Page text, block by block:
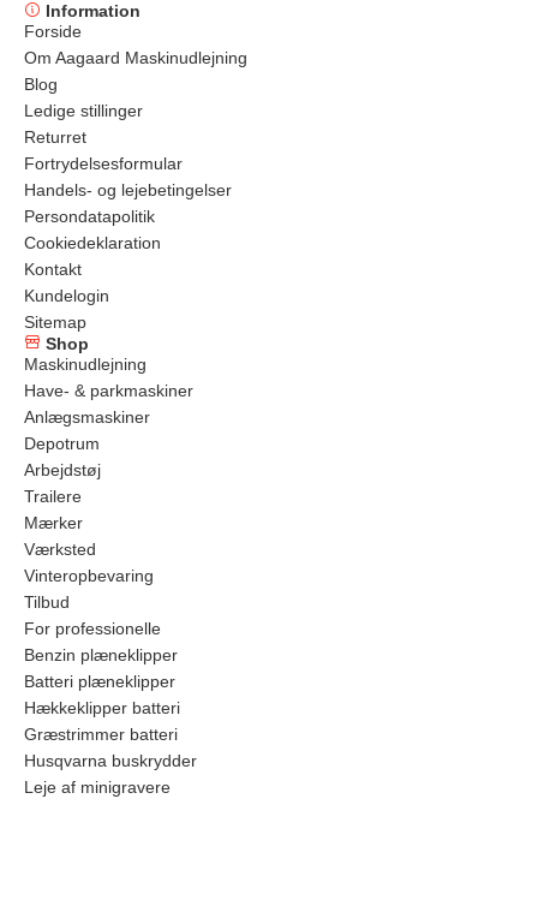
Information
Forside
Om Aagaard Maskinudlejning
Blog
Ledige stillinger
Returret
Fortrydelsesformular
Handels- og lejebetingelser
Persondatapolitik
Cookiedeklaration
Kontakt
Kundelogin
Sitemap
Shop
Maskinudlejning
Have- & parkmaskiner
Anlægsmaskiner
Depotrum
Arbejdstøj
Trailere
Mærker
Værksted
Vinteropbevaring
Tilbud
For professionelle
Benzin plæneklipper
Batteri plæneklipper
Hækkeklipper batteri
Græstrimmer batteri
Husqvarna buskrydder
Leje af minigravere